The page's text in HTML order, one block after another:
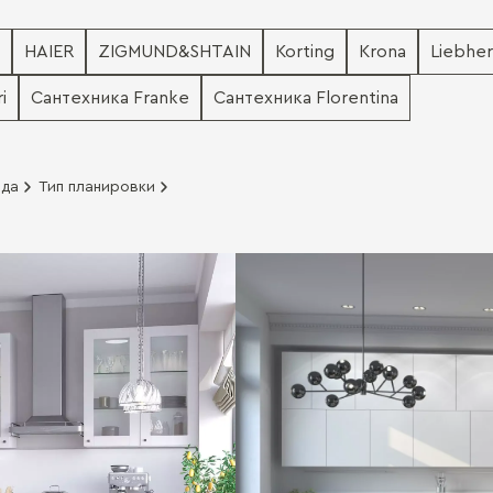
HAIER ZIGMUND&SHTAIN Korting Krona
Сантехника Franke Сантехника Florentina
Тип планировки